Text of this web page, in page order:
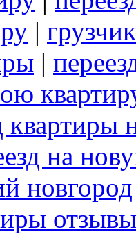
|
|
на
новгород
отзывы